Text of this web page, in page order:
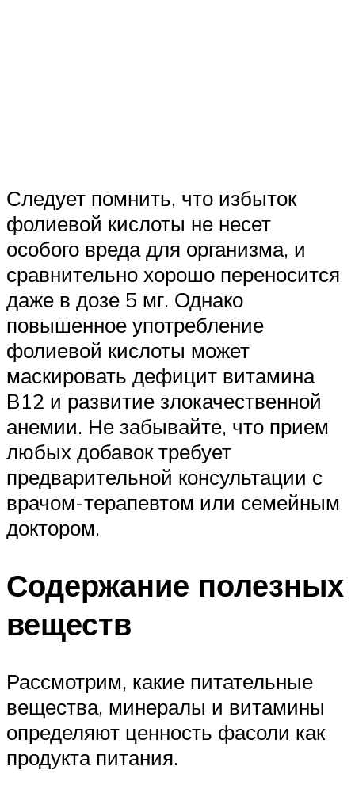
Следует помнить, что избыток
фолиевой кислоты не несет
особого вреда для организма, и
сравнительно хорошо переносится
даже в дозе 5 мг. Однако
повышенное употребление
фолиевой кислоты может
маскировать дефицит витамина
B12 и развитие злокачественной
анемии. Не забывайте, что прием
любых добавок требует
предварительной консультации с
врачом-терапевтом или семейным
доктором.
Содержание полезных
веществ
Рассмотрим, какие питательные
вещества, минералы и витамины
определяют ценность фасоли как
продукта питания.